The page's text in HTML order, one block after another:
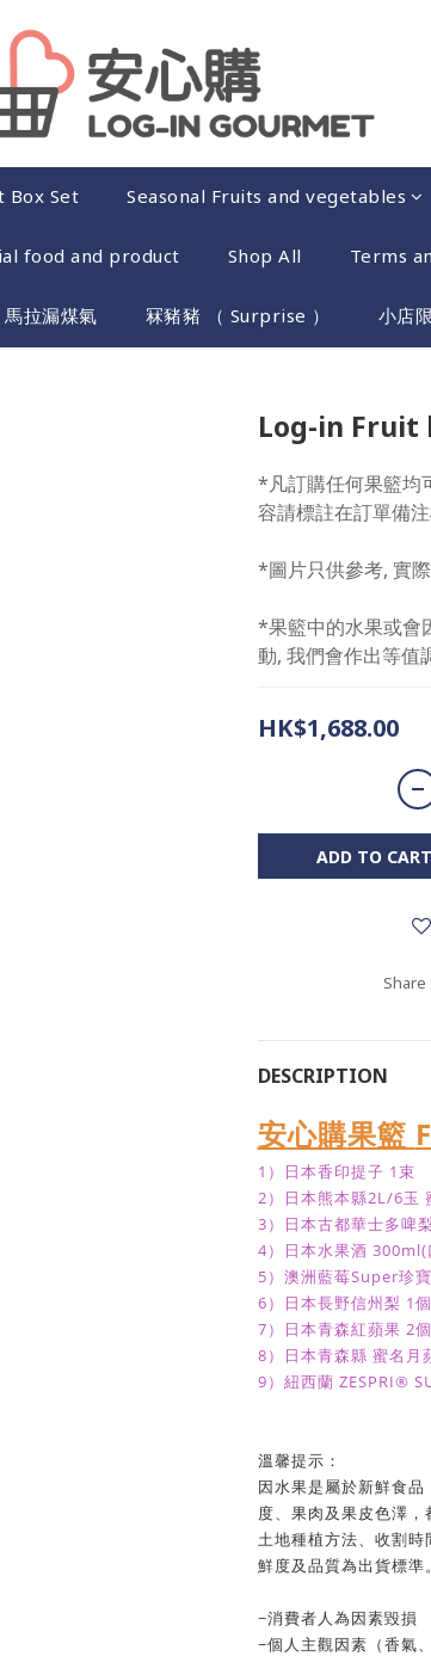
Box Set Seasonal Fruits and vegetables
food and product Shop All Terms
馬拉漏煤氣 冧豬豬 （ Surprise ） 小店
Log-in Fruit
*凡訂購任何果籃均
容請標註在訂單備
*圖片只供參考, 實
*果籃中的水果或會
動, 我們會作出等值
HK$1,688.00
ADD TO CART
Share
DESCRIPTION
安心購果籃
1）日本香印提子 1束
2）日本熊本縣2L/6玉
3）日本古都華士多啤
4）日本水果酒 300ml(
5）澳洲藍莓Super珍
6）日本長野信州梨 1個
7）日本青森紅蘋果 2個
8）日本青森縣 蜜名月
9）紐西蘭 ZESPRI®
溫馨提示：
因水果是屬於新鮮食
度、果肉及果皮色澤，
土地種植方法、收割
鮮度及品質為出貨標準。
~消費者人為因素毀損
~個人主觀因素（香氣